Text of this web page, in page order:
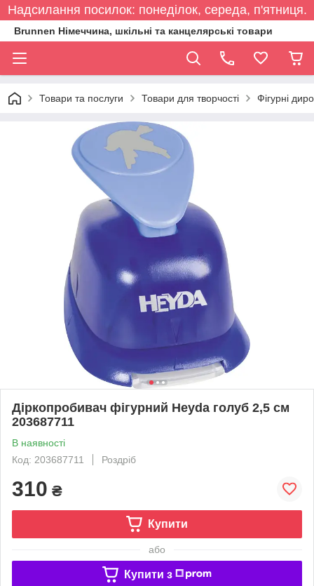
Надсилання посилок: понеділок, середа, п'ятниця.
Brunnen Німеччина, шкільні та канцелярські товари
Товари та послуги Товари для творчості Фігурні
Діркопробивач фігурний Heyda голуб 2,5 см
203687711
В наявності
Код: 203687711
Роздріб
310 ₴
Купити
або
Купити з